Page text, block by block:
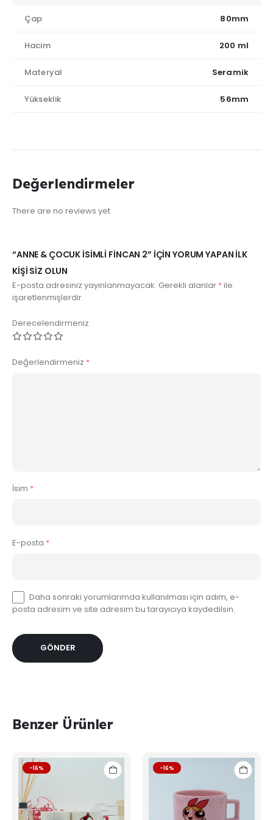
Çap 80mm
Hacim 200 ml
Materyal Seramik
Yükseklik 56mm
Değerlendirmeler
There are no reviews yet
“ANNE & ÇOCUK İSIMLI FINCAN 2” IÇIN YORUM YAPAN ILK
KIŞI SIZ OLUN
E-posta adresiniz yayınlanmayacak. Gerekli alanlar *ile
işaretlenmişlerdir
Derecelendirmeniz
Değerlendirmeniz *
İsim *
E-posta *
Daha sonraki yorumlarımda kullanılması için adım, e-
posta adresim ve site adresim bu tarayıcıya kaydedilsin.
Benzer Ürünler
-16% -16%